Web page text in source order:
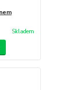
Skladem